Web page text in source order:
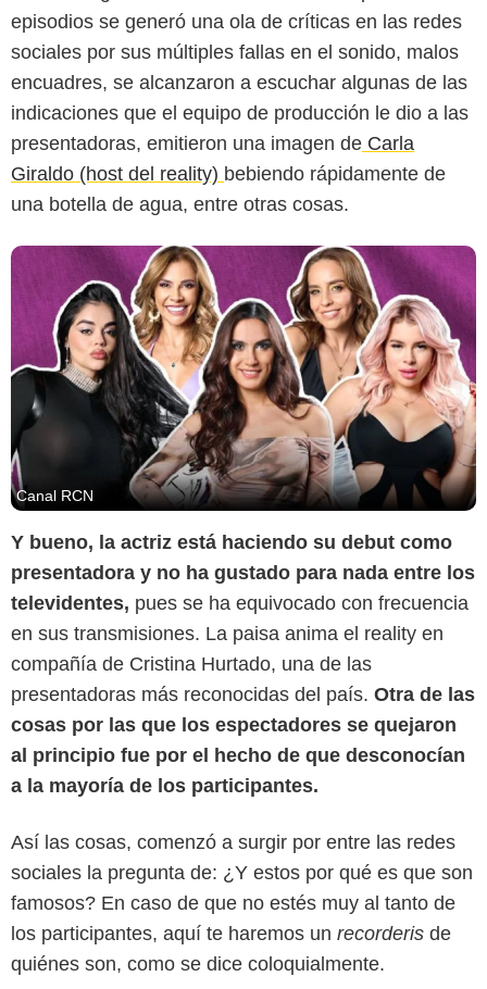
episodios se generó una ola de críticas en las redes
sociales por sus múltiples fallas en el sonido, malos
encuadres, se alcanzaron a escuchar algunas de las
indicaciones que el equipo de producción le dio a las
presentadoras, emitieron una imagen de Carla
Giraldo (host del reality) bebiendo rápidamente de
una botella de agua, entre otras cosas.
Canal RCN
Y bueno, la actriz está haciendo su debut como
presentadora y no ha gustado para nada entre los
televidentes, pues se ha equivocado con frecuencia
en sus transmisiones. La paisa anima el reality en
compañía de Cristina Hurtado, una de las
presentadoras más reconocidas del país. Otra de las
cosas por las que los espectadores se quejaron
al principio fue por el hecho de que desconocían
a la mayoría de los participantes.
Así las cosas, comenzó a surgir por entre las redes
sociales la pregunta de: ¿Y estos por qué es que son
famosos? En caso de que no estés muy al tanto de
los participantes, aquí te haremos un recorderis de
quiénes son, como se dice coloquialmente.